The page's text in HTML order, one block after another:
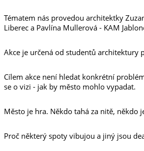
Tématem nás provedou architektky
Liberec a Pavlína Mullerová - KAM
Akce je určená od studentů architektury
Cílem akce není hledat konkrétní
se o vizi - jak by město mohlo vypadat.
Město je hra. Někdo tahá za nitě, někdo
Proč některý spoty vibujou a jiný jsou